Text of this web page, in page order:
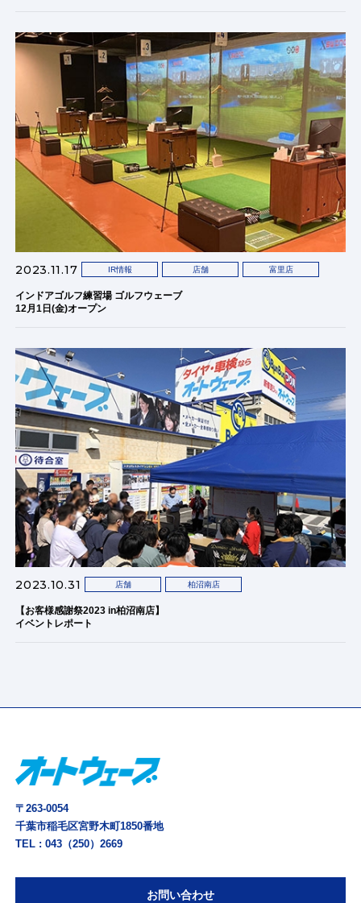
2023.11.17 IR情報 店舗 富里店
インドアゴルフ練習場 ゴルフウェーブ
12月1日(金)オープン
2023.10.31 店舗 柏沼南店
【お客様感謝祭2023 in柏沼南店】
イベントレポート
〒263-0054
千葉市稲毛区宮野木町1850番地
TEL :043（250）2669
お問い合わせ